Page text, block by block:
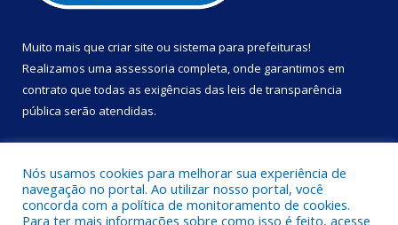
Muito mais que criar site ou sistema para prefeituras!
Realizamos uma assessoria completa, onde garantimos em
contrato que todas as exigências das leis de transparência
pública serão atendidas.
Nós usamos cookies para melhorar sua experiência de
navegação no portal. Ao utilizar nosso portal, você
concorda com a política de monitoramento de cookies.
Para ter mais informações sobre como isso é feito, acesse